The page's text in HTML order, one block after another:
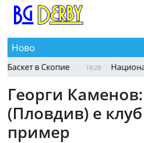
Ново
в Скопие 19:28
Георги
(Пловдив) е клуб
пример